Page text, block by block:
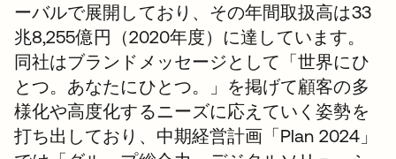
ーバルで展開しており、その年間取扱高は33
兆8,255億円（2020年度）に達しています。
同社はブランドメッセージとして「世界にひ
とつ。あなたにひとつ。」を掲げて顧客の多
様化や高度化するニーズに応えていく姿勢を
打ち出しており、中期経営計画「Plan 2024」